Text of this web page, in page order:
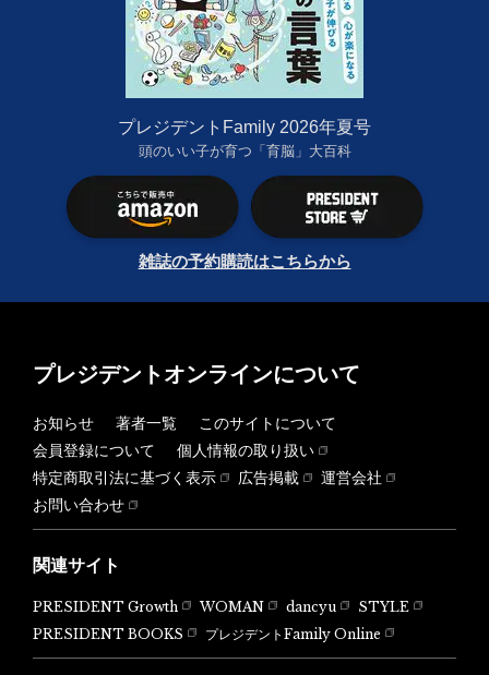
プレジデントFamily 2026年夏号
頭のいい子が育つ「育脳」大百科
雑誌の予約購読はこちらから
プレジデントオンラインについて
お知らせ 著者一覧
このサイトについて
会員登録について
個人情報の取り扱い
特定商取引法に基づく表示
広告掲載
運営会社
お問い合わせ
関連サイト
PRESIDENT Growth WOMAN dancyu
STYLE
PRESIDENT BOOKS
プレジデントFamily Online